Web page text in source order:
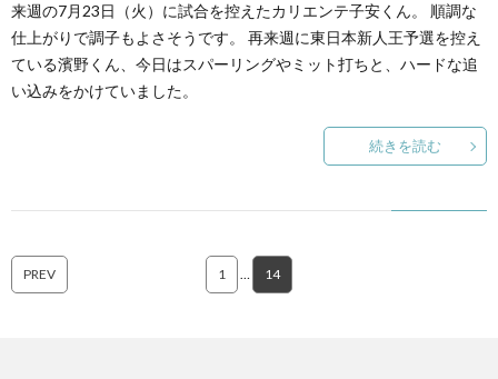
来週の7月23日（火）に試合を控えたカリエンテ子安くん。 順調な
仕上がりで調子もよさそうです。 再来週に東日本新人王予選を控え
ている濱野くん、今日はスパーリングやミット打ちと、ハードな追
い込みをかけていました。
続きを読む
PREV 1 … 14